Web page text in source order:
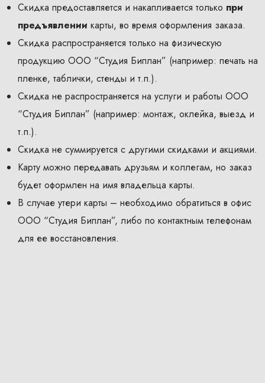
Скидка предоставляется и накапливается только при
предъявлении карты, во время оформления заказа.
Скидка распространяется только на физическую
продукцию ООО “Студия Биплан” (например: печать на
пленке, таблички, стенды и т.п.).
Скидка не распространяется на услуги и работы ООО
“Студия Биплан” (например: монтаж, оклейка, выезд и
т.п.).
Скидка не суммируется с другими скидками и акциями.
Карту можно передавать друзьям и коллегам, но заказ
будет оформлен на имя владельца карты.
В случае утери карты – необходимо обратиться в офис
ООО “Студия Биплан”, либо по контактным телефонам
для ее восстановления.